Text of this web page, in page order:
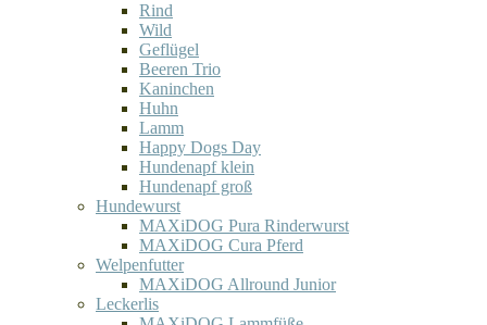
Rind
Wild
Geflügel
Beeren Trio
Kaninchen
Huhn
Lamm
Happy Dogs Day
Hundenapf klein
Hundenapf groß
Hundewurst
MAXiDOG Pura Rinderwurst
MAXiDOG Cura Pferd
Welpenfutter
MAXiDOG Allround Junior
Leckerlis